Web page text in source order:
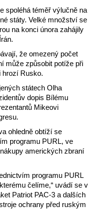
spoléhá téměř výlučně na
státy. Velké množství se
na konci února zahájily
že omezený počet
může způsobit potíže při
hrozí Rusko.
státech Olha
dopis Bílému
Mikeovi
ohledně obtíží se
programu PURL, ve
amerických zbraní
programu PURL
čelíme,“ uvádí se v
Patriot PAC-3 a dalších
ochrany před ruským